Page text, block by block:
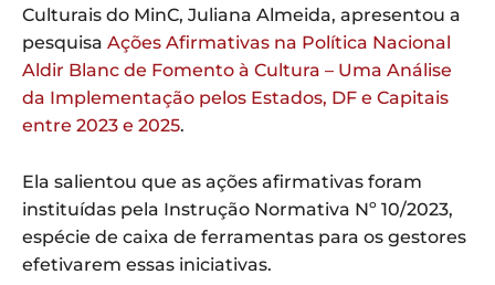
Culturais do MinC, Juliana Almeida, apresentou a
pesquisa Ações Afirmativas na Política Nacional
Aldir Blanc de Fomento à Cultura – Uma Análise
da Implementação pelos Estados, DF e Capitais
entre 2023 e 2025.
Ela salientou que as ações afirmativas foram
instituídas pela Instrução Normativa Nº 10/2023,
espécie de caixa de ferramentas para os gestores
efetivarem essas iniciativas.